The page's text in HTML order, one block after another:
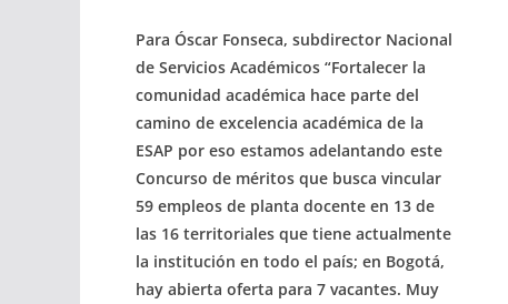
Para Óscar Fonseca, subdirector Nacional
de Servicios Académicos “Fortalecer la
comunidad académica hace parte del
camino de excelencia académica de la
ESAP por eso estamos adelantando este
Concurso de méritos que busca vincular
59 empleos de planta docente en 13 de
las 16 territoriales que tiene actualmente
la institución en todo el país; en Bogotá,
hay abierta oferta para 7 vacantes. Muy